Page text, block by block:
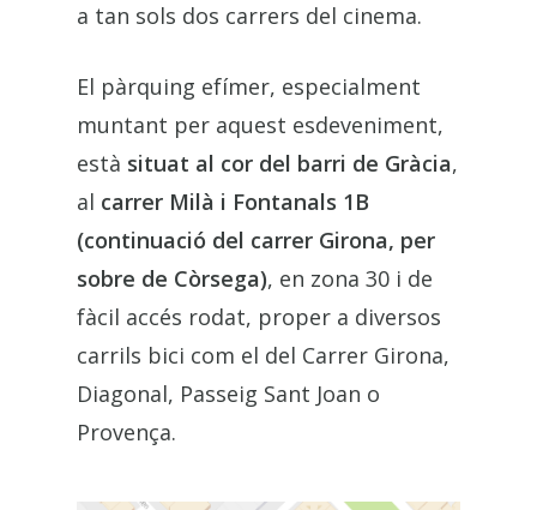
a tan sols dos carrers del cinema.
El pàrquing efímer, especialment
muntant per aquest esdeveniment,
està situat al cor del barri de Gràcia,
al carrer Milà i Fontanals 1B
(continuació del carrer Girona, per
sobre de Còrsega), en zona 30 i de
fàcil accés rodat, proper a diversos
carrils bici com el del Carrer Girona,
Diagonal, Passeig Sant Joan o
Provença.